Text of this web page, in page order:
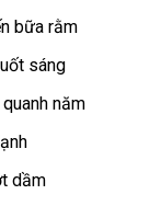
bữa rằm
sáng
năm
dầm